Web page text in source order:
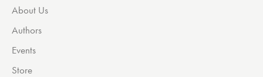
About Us
Authors
Events
Store